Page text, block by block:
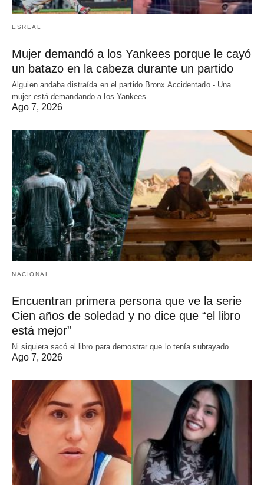
ESREAL
Mujer demandó a los Yankees porque le cayó
un batazo en la cabeza durante un partido
Alguien andaba distraída en el partido Bronx Accidentado.- Una
mujer está demandando a los Yankees…
Ago 7, 2026
NACIONAL
Encuentran primera persona que ve la serie
Cien años de soledad y no dice que “el libro
está mejor”
Ni siquiera sacó el libro para demostrar que lo tenía subrayado
Ago 7, 2026